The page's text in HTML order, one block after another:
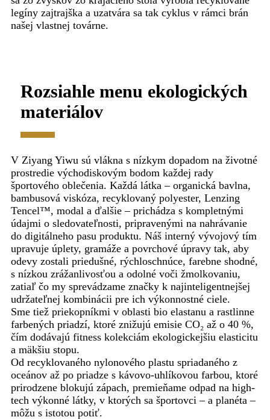
legíny zajtrajška a uzatvára sa tak cyklus v rámci brán
našej vlastnej továrne.
Rozsiahle menu ekologických
materiálov
V Ziyang Yiwu sú vlákna s nízkym dopadom na životné
prostredie východiskovým bodom každej rady
športového oblečenia. Každá látka – organická bavlna,
bambusová viskóza, recyklovaný polyester, Lenzing
Tencel™, modal a ďalšie – prichádza s kompletnými
údajmi o sledovateľnosti, pripravenými na nahrávanie
do digitálneho pasu produktu. Náš interný vývojový tím
upravuje úplety, gramáže a povrchové úpravy tak, aby
odevy zostali priedušné, rýchloschnúce, farebne shodné,
s nízkou zrážanlivosťou a odolné voči žmolkovaniu,
zatiaľ čo my sprevádzame značky k najinteligentnejšej
udržateľnej kombinácii pre ich výkonnostné ciele.
Sme tiež priekopníkmi v oblasti bio elastanu a rastlinne
farbených priadzí, ktoré znižujú emisie CO₂ až o 40 %,
čím dodávajú fitness kolekciám ekologickejšiu elasticitu
a mäkšiu stopu.
Od recyklovaného nylonového plastu spriadaného z
oceánov až po priadze s kávovo-uhlíkovou farbou, ktoré
prirodzene blokujú zápach, premieňame odpad na high-
tech výkonné látky, v ktorých sa športovci – a planéta –
môžu s istotou potiť.